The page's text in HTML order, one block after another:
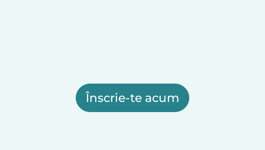
Înscrie-te acum